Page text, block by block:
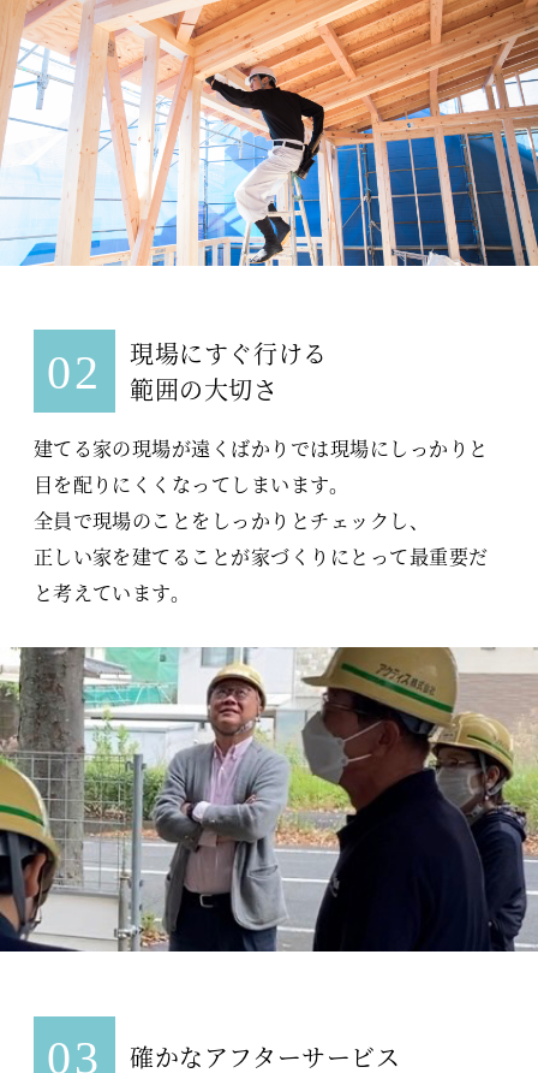
02
現場にすぐ行ける
範囲の大切さ
建てる家の現場が遠くばかりでは現場にしっかりと
目を配りにくくなってしまいます。
全員で現場のことをしっかりとチェックし、
正しい家を建てることが家づくりにとって最重要だ
と考えています。
03 確かなアフターサービス